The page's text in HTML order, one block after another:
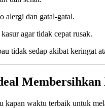
alergi dan gatal-gatal.
agar tidak cepat rusak.
tidak sedap akibat keringat
kapan waktu terbaik untuk